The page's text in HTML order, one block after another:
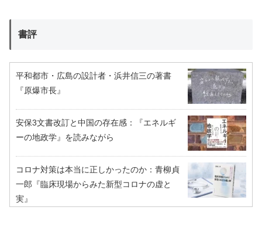
書評
平和都市・広島の設計者・浜井信三の著書
『原爆市長』
安保3文書改訂と中国の存在感：『エネルギ
ーの地政学』を読みながら
コロナ対策は本当に正しかったのか：青柳貞
一郎『臨床現場からみた新型コロナの虚と
実』